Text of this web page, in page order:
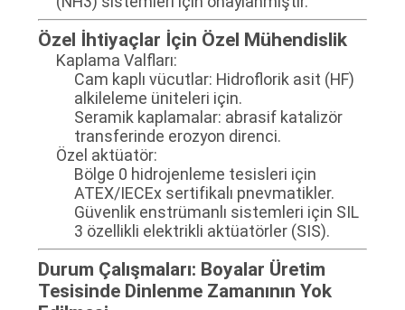
Özel İhtiyaçlar İçin Özel Mühendislik
Kaplama Valfları:
Cam kaplı vücutlar: Hidroflorik asit (HF)
alkileleme üniteleri için.
Seramik kaplamalar: abrasif katalizör
transferinde erozyon direnci.
Özel aktüatör:
Bölge 0 hidrojenleme tesisleri için
ATEX/IECEx sertifikalı pnevmatikler.
Güvenlik enstrümanlı sistemleri için SIL
3 özellikli elektrikli aktüatörler (SIS).
Durum Çalışmaları: Boyalar Üretim
Tesisinde Dinlenme Zamanının Yok